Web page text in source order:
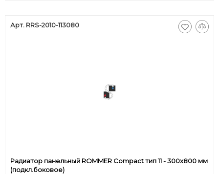
Арт. RRS-2010-113080
Радиатор панельный ROMMER Compact тип 11 - 300x800 мм
(подкл.боковое)